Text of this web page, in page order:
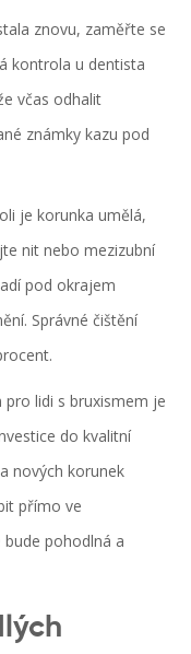
znovu, zaměřte se
kontrola u dentista
včas odhalit
známky kazu pod
je korunka umělá,
nit nebo mezizubní
pod okrajem
Správné čištění
lidi s bruxismem je
do kvalitní
nových korunek
přímo ve
pohodlná a